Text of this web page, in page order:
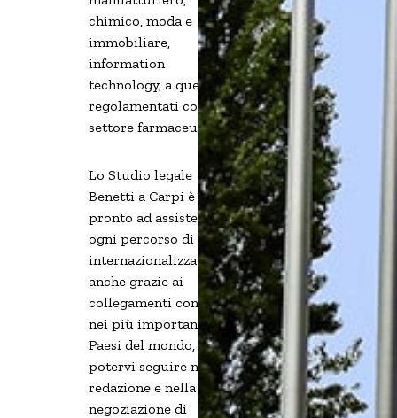
chimico, moda e
immobiliare,
information
technology, a quelli più
regolamentati come il
settore farmaceutico.
Lo Studio legale
Benetti a Carpi è
pronto ad assistervi in
ogni percorso di
internazionalizzazione
anche grazie ai
collegamenti con studi
nei più importanti
Paesi del mondo, per
potervi seguire nella
redazione e nella
negoziazione di